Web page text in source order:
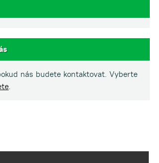
nás budete kontaktovat. Vyberte
.